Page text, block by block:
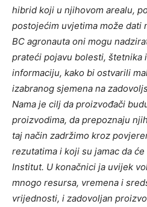
hibrid koji u njihovom arealu,
postojećim uvjetima može dati
BC agronauta oni mogu
prateći pojavu bolesti, štetnika
informaciju, kako bi ostvarili
izabranog sjemena na
Nama je cilj da proizvođači
proizvodima, da prepoznaju
taj način zadržimo kroz
rezutatima i koji su jamac da
Institut. U konačnici ja uvijek
mnogo resursa, vremena i
vrijednosti, i zadovoljan